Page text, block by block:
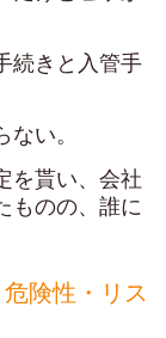
続きと入管手
い。
を貰い、会社
ものの、誰に
険性・リス